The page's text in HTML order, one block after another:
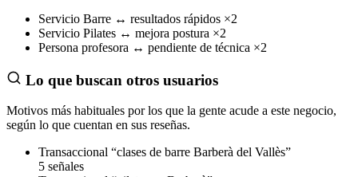
Servicio Barre ↔ resultados rápidos ×2
Servicio Pilates ↔ mejora postura ×2
Persona profesora ↔ pendiente de técnica ×2
Lo que buscan otros usuarios
Motivos más habituales por los que la gente acude a este negocio,
según lo que cuentan en sus reseñas.
Transaccional “clases de barre Barberà del Vallès”
5 señales